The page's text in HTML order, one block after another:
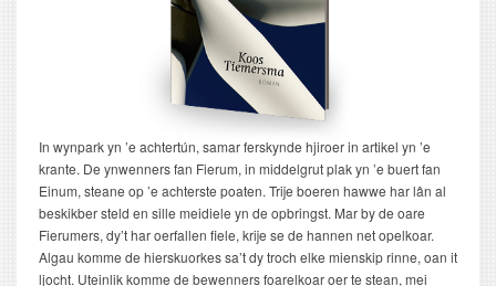
In wynpark yn ’e achtertún, samar ferskynde hjiroer in artikel yn ’e
krante. De ynwenners fan Fierum, in middelgrut plak yn ’e buert fan
Einum, steane op ’e achterste poaten. Trije boeren hawwe har lân al
beskikber steld en sille meidiele yn de opbringst. Mar by de oare
Fierumers, dy’t har oerfallen fiele, krije se de hannen net opelkoar.
Algau komme de hierskuorkes sa’t dy troch elke mienskip rinne, oan it
ljocht. Uteinlik komme de bewenners foarelkoar oer te stean, mei